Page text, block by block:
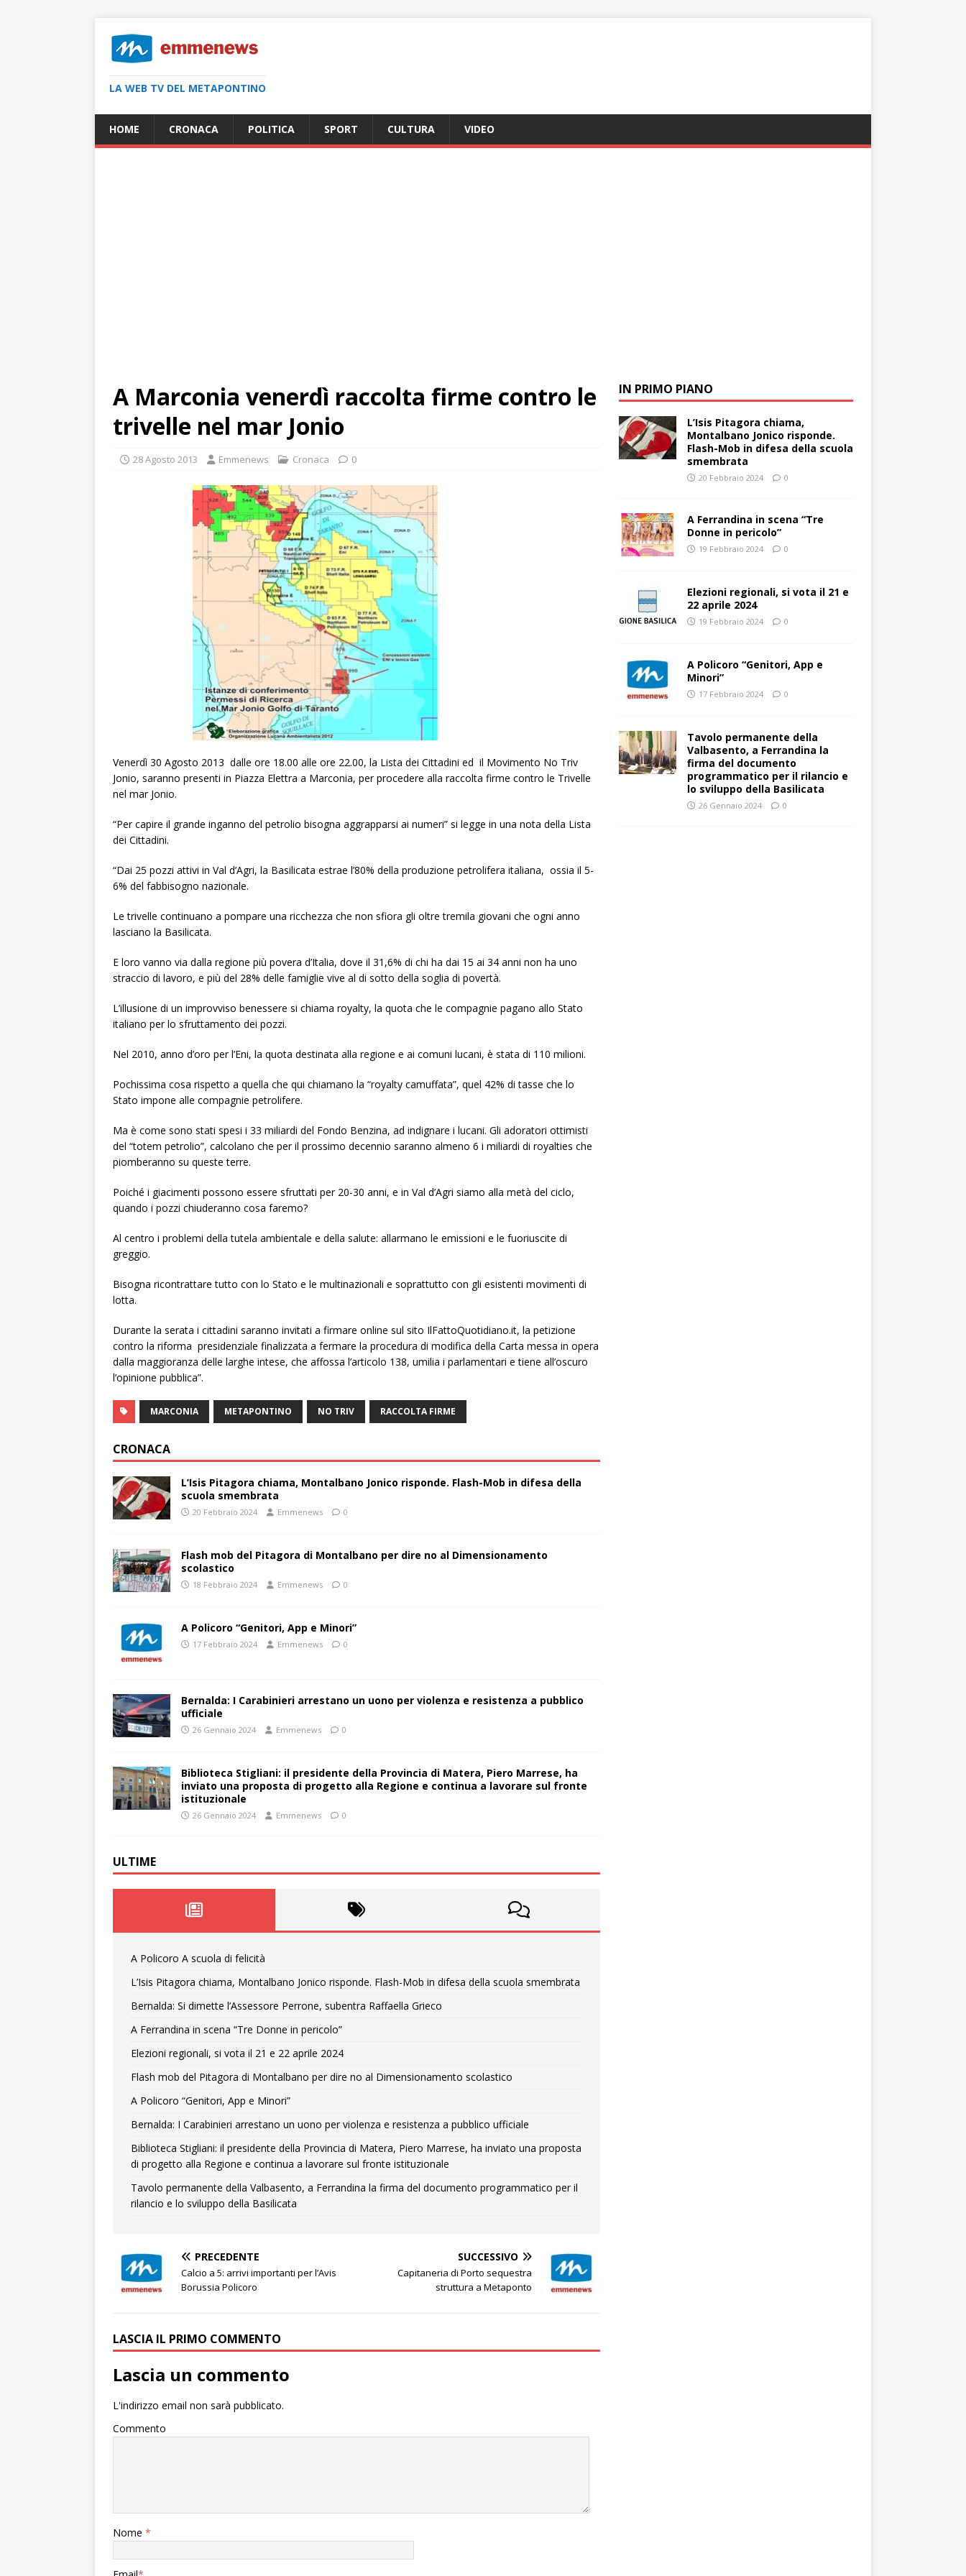
LA WEB TV DEL METAPONTINO
HOME CRONACA POLITICA SPORT CULTURA VIDEO
A Marconia venerdì raccolta firme contro le
trivelle nel mar Jonio
28 Agosto 2013 Emmenews Cronaca 0
Venerdì 30 Agosto 2013 dalle ore 18.00 alle ore 22.00, la Lista dei Cittadini ed il Movimento No Triv
Jonio, saranno presenti in Piazza Elettra a Marconia, per procedere alla raccolta firme contro le Trivelle
nel mar Jonio.
“Per capire il grande inganno del petrolio bisogna aggrapparsi ai numeri” si legge in una nota della Lista
dei Cittadini.
“Dai 25 pozzi attivi in Val d’Agri, la Basilicata estrae l’80% della produzione petrolifera italiana, ossia il 5-
6% del fabbisogno nazionale.
Le trivelle continuano a pompare una ricchezza che non sfiora gli oltre tremila giovani che ogni anno
lasciano la Basilicata.
E loro vanno via dalla regione più povera d’Italia, dove il 31,6% di chi ha dai 15 ai 34 anni non ha uno
straccio di lavoro, e più del 28% delle famiglie vive al di sotto della soglia di povertà.
L’illusione di un improvviso benessere si chiama royalty, la quota che le compagnie pagano allo Stato
italiano per lo sfruttamento dei pozzi.
Nel 2010, anno d’oro per l’Eni, la quota destinata alla regione e ai comuni lucani, è stata di 110 milioni.
Pochissima cosa rispetto a quella che qui chiamano la “royalty camuffata”, quel 42% di tasse che lo
Stato impone alle compagnie petrolifere.
Ma è come sono stati spesi i 33 miliardi del Fondo Benzina, ad indignare i lucani. Gli adoratori ottimisti
del “totem petrolio”, calcolano che per il prossimo decennio saranno almeno 6 i miliardi di royalties che
piomberanno su queste terre.
Poiché i giacimenti possono essere sfruttati per 20-30 anni, e in Val d’Agri siamo alla metà del ciclo,
quando i pozzi chiuderanno cosa faremo?
Al centro i problemi della tutela ambientale e della salute: allarmano le emissioni e le fuoriuscite di
greggio.
Bisogna ricontrattare tutto con lo Stato e le multinazionali e soprattutto con gli esistenti movimenti di
lotta.
Durante la serata i cittadini saranno invitati a firmare online sul sito IlFattoQuotidiano.it, la petizione
contro la riforma presidenziale finalizzata a fermare la procedura di modifica della Carta messa in opera
dalla maggioranza delle larghe intese, che affossa l’articolo 138, umilia i parlamentari e tiene all’oscuro
l’opinione pubblica”.
MARCONIA METAPONTINO NO TRIV RACCOLTA FIRME
CRONACA
L’Isis Pitagora chiama, Montalbano Jonico risponde. Flash-Mob in difesa della
scuola smembrata
20 Febbraio 2024 Emmenews 0
Flash mob del Pitagora di Montalbano per dire no al Dimensionamento
scolastico
18 Febbraio 2024 Emmenews 0
A Policoro “Genitori, App e Minori”
17 Febbraio 2024 Emmenews 0
Bernalda: I Carabinieri arrestano un uono per violenza e resistenza a pubblico
ufficiale
26 Gennaio 2024 Emmenews 0
Biblioteca Stigliani: il presidente della Provincia di Matera, Piero Marrese, ha
inviato una proposta di progetto alla Regione e continua a lavorare sul fronte
istituzionale
26 Gennaio 2024 Emmenews 0
ULTIME
A Policoro A scuola di felicità
L’Isis Pitagora chiama, Montalbano Jonico risponde. Flash-Mob in difesa della scuola smembrata
Bernalda: Si dimette l’Assessore Perrone, subentra Raffaella Grieco
A Ferrandina in scena “Tre Donne in pericolo”
Elezioni regionali, si vota il 21 e 22 aprile 2024
Flash mob del Pitagora di Montalbano per dire no al Dimensionamento scolastico
A Policoro “Genitori, App e Minori”
Bernalda: I Carabinieri arrestano un uono per violenza e resistenza a pubblico ufficiale
Biblioteca Stigliani: il presidente della Provincia di Matera, Piero Marrese, ha inviato una proposta
di progetto alla Regione e continua a lavorare sul fronte istituzionale
Tavolo permanente della Valbasento, a Ferrandina la firma del documento programmatico per il
rilancio e lo sviluppo della Basilicata
PRECEDENTE
Calcio a 5: arrivi importanti per l’Avis
Borussia Policoro
SUCCESSIVO
Capitaneria di Porto sequestra
struttura a Metaponto
LASCIA IL PRIMO COMMENTO
Lascia un commento
L'indirizzo email non sarà pubblicato.
Commento
Nome *
IN PRIMO PIANO
L’Isis Pitagora chiama,
Montalbano Jonico risponde.
Flash-Mob in difesa della scuola
smembrata
20 Febbraio 2024 0
A Ferrandina in scena “Tre
Donne in pericolo”
19 Febbraio 2024 0
Elezioni regionali, si vota il 21 e
22 aprile 2024
19 Febbraio 2024 0
A Policoro “Genitori, App e
Minori”
17 Febbraio 2024 0
Tavolo permanente della
Valbasento, a Ferrandina la
firma del documento
programmatico per il rilancio e
lo sviluppo della Basilicata
26 Gennaio 2024 0